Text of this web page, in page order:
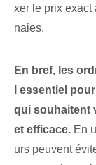
xer le prix exact
naies.
En bref, les
l essentiel
qui souhaitent
et efficace. En
urs peuvent